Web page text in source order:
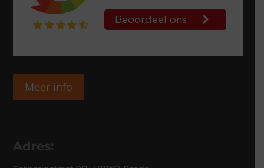
Meer info
Adres: